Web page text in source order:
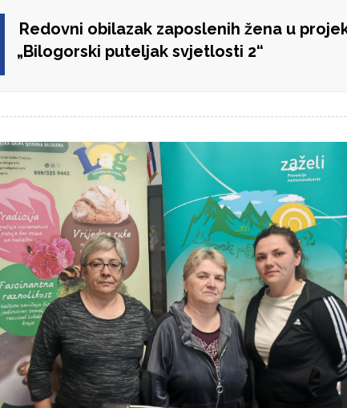
Redovni obilazak zaposlenih žena u
„Bilogorski puteljak svjetlosti 2“